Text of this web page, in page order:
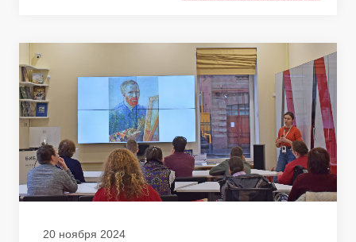
20 ноября 2024